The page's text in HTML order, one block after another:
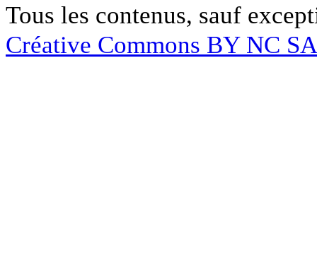
Tous les contenus, sauf
Créative Commons BY NC SA